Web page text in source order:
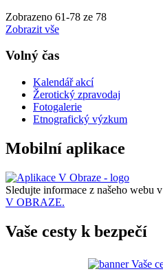
Zobrazeno 61-78 ze 78
Zobrazit vše
Volný čas
Kalendář akcí
Žerotický zpravodaj
Fotogalerie
Etnografický výzkum
Mobilní aplikace
Sledujte informace z našeho webu v
V OBRAZE.
Vaše cesty k bezpečí